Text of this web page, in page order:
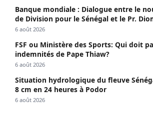
Banque mondiale : Dialogue entre le
de Division pour le Sénégal et le Pr.
6 août 2026
FSF ou Ministère des Sports: Qui doit
indemnités de Pape Thiaw?
6 août 2026
Situation hydrologique du fleuve
8 cm en 24 heures à Podor
6 août 2026